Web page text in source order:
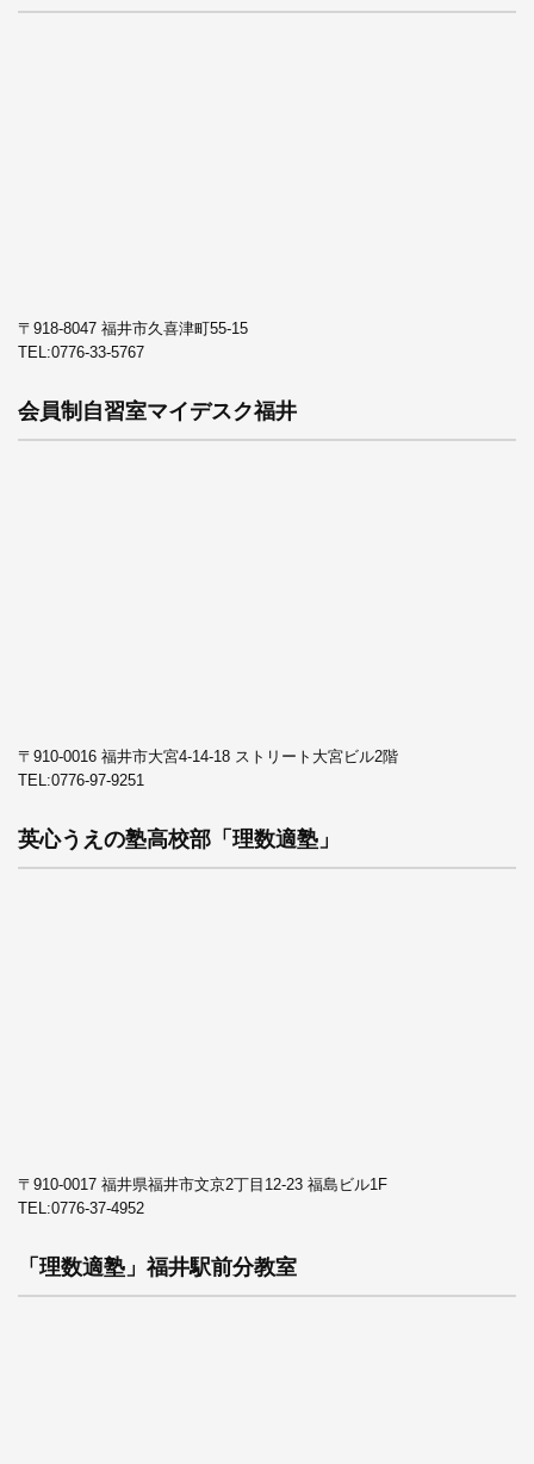
〒918-8047 福井市久喜津町55-15
TEL:0776-33-5767
会員制自習室マイデスク福井
〒910-0016 福井市大宮4-14-18 ストリート大宮ビル2階
TEL:0776-97-9251
英心うえの塾高校部「理数適塾」
〒910-0017 福井県福井市文京2丁目12-23 福島ビル1F
TEL:0776-37-4952
「理数適塾」福井駅前分教室